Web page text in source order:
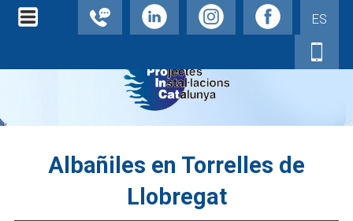
ES
Albañiles en Torrelles de
Llobregat